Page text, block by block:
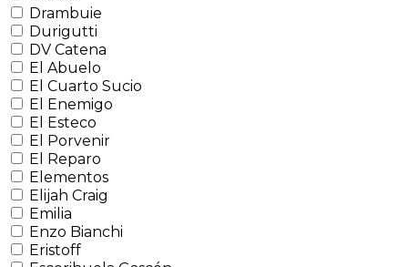
Drambuie
Durigutti
DV Catena
El Abuelo
El Cuarto Sucio
El Enemigo
El Esteco
El Porvenir
El Reparo
Elementos
Elijah Craig
Emilia
Enzo Bianchi
Eristoff